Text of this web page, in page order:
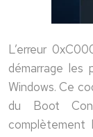
L’erreur
démarrage les
Windows. Ce
du Boot
complètement